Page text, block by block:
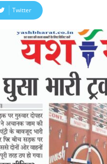
Twitter